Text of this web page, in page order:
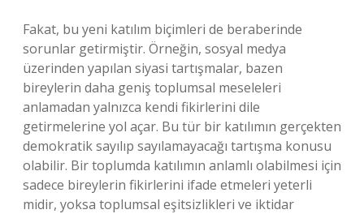
Fakat, bu yeni katılım biçimleri de beraberinde
sorunlar getirmiştir. Örneğin, sosyal medya
üzerinden yapılan siyasi tartışmalar, bazen
bireylerin daha geniş toplumsal meseleleri
anlamadan yalnızca kendi fikirlerini dile
getirmelerine yol açar. Bu tür bir katılımın gerçekten
demokratik sayılıp sayılamayacağı tartışma konusu
olabilir. Bir toplumda katılımın anlamlı olabilmesi için
sadece bireylerin fikirlerini ifade etmeleri yeterli
midir, yoksa toplumsal eşitsizlikleri ve iktidar